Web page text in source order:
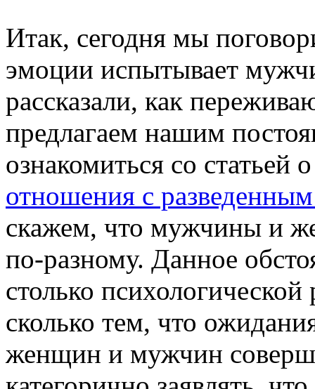
Итак, сегодня мы
эмоции испытывает
рассказали, как
предлагаем нашим
ознакомиться со статьей
отношения с
скажем, что мужчины и
по-разному. Данное
столько
сколько тем, что
женщин и мужчин